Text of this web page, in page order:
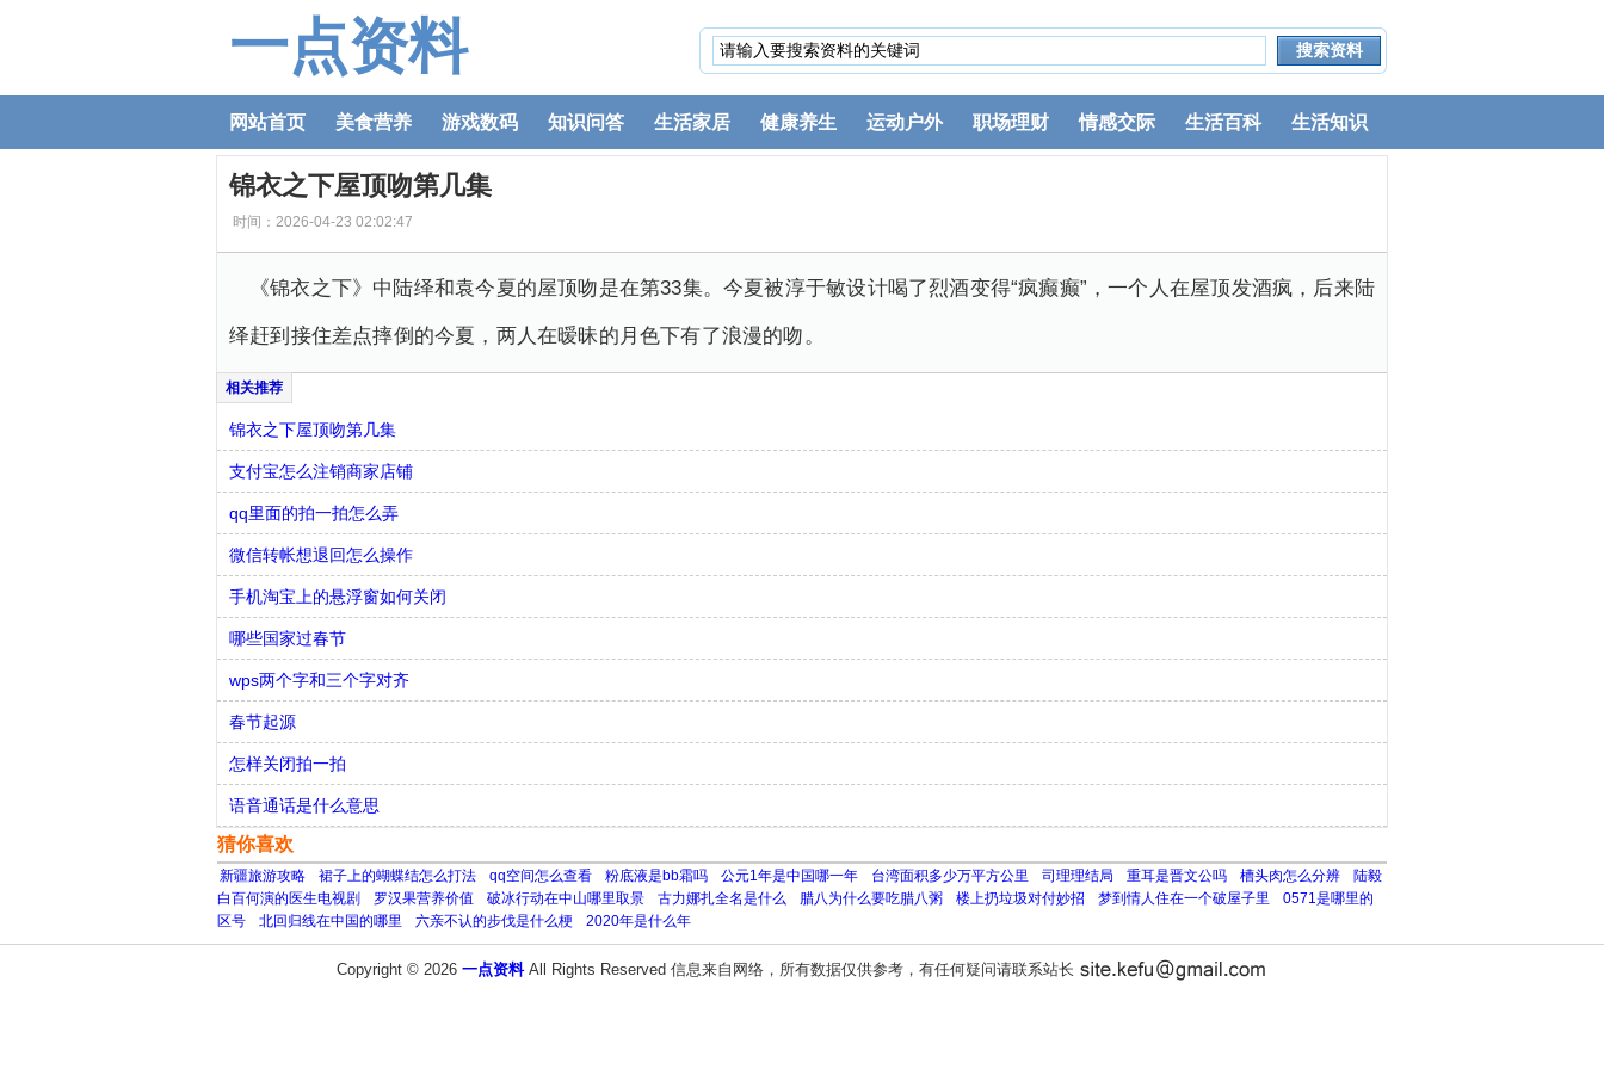
一点资料
网站首页 美食营养 游戏数码 知识问答 生活家居 健康养生 运动户外 职场理财 情感交际 生活百科 生活知识
锦衣之下屋顶吻第几集
时间：2026-04-23 02:02:47
《锦衣之下》中陆绎和袁今夏的屋顶吻是在第33集。今夏被淳于敏设计喝了烈酒变得“疯癫癫”，一个人在屋顶发酒疯，后来陆
绎赶到接住差点摔倒的今夏，两人在暧昧的月色下有了浪漫的吻。
锦衣之下屋顶吻第几集
支付宝怎么注销商家店铺
qq里面的拍一拍怎么弄
微信转帐想退回怎么操作
手机淘宝上的悬浮窗如何关闭
哪些国家过春节
wps两个字和三个字对齐
春节起源
怎样关闭拍一拍
语音通话是什么意思
猜你喜欢
新疆旅游攻略 裙子上的蝴蝶结怎么打法 qq空间怎么查看 粉底液是bb霜吗 公元1年是中国哪一年 台湾面积多少万平方公里 司理理结局 重耳是晋文公吗 槽头肉怎么分辨
陆毅
白百何演的医生电视剧
罗汉果营养价值 破冰行动在中山哪里取景 古力娜扎全名是什么 腊八为什么要吃腊八粥 楼上扔垃圾对付妙招 梦到情人住在一个破屋子里
0571是哪里的
区号
北回归线在中国的哪里 六亲不认的步伐是什么梗 2020年是什么年
Copyright © 2026 一点资料All Rights Reserved 信息来自网络，所有数据仅供参考，有任何疑问请联系站长